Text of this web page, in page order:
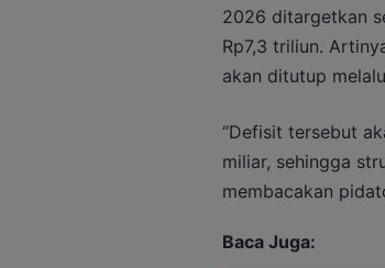
2026 ditargetkan
Rp7,3 triliun.
akan ditutup
“Defisit tersebut
miliar, sehingga
membacakan
Baca Juga: